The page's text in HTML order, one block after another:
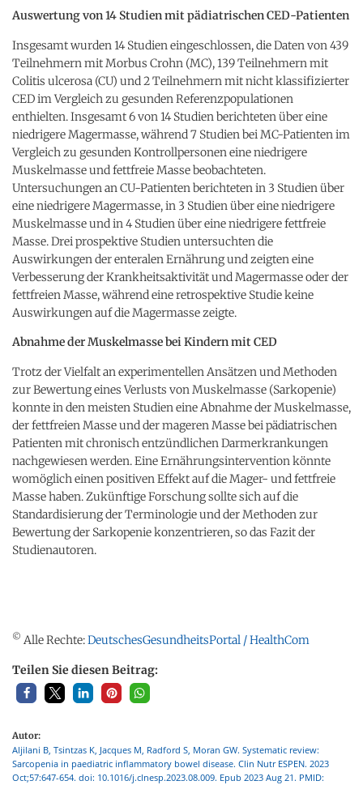
Auswertung von 14 Studien mit pädiatrischen CED-Patienten
Insgesamt wurden 14 Studien eingeschlossen, die Daten von 439
Teilnehmern mit Morbus Crohn (MC), 139 Teilnehmern mit
Colitis ulcerosa (CU) und 2 Teilnehmern mit nicht klassifizierter
CED im Vergleich zu gesunden Referenzpopulationen
enthielten. Insgesamt 6 von 14 Studien berichteten über eine
niedrigere Magermasse, während 7 Studien bei MC-Patienten im
Vergleich zu gesunden Kontrollpersonen eine niedrigere
Muskelmasse und fettfreie Masse beobachteten.
Untersuchungen an CU-Patienten berichteten in 3 Studien über
eine niedrigere Magermasse, in 3 Studien über eine niedrigere
Muskelmasse und in 4 Studien über eine niedrigere fettfreie
Masse. Drei prospektive Studien untersuchten die
Auswirkungen der enteralen Ernährung und zeigten eine
Verbesserung der Krankheitsaktivität und Magermasse oder der
fettfreien Masse, während eine retrospektive Studie keine
Auswirkungen auf die Magermasse zeigte.
Abnahme der Muskelmasse bei Kindern mit CED
Trotz der Vielfalt an experimentellen Ansätzen und Methoden
zur Bewertung eines Verlusts von Muskelmasse (Sarkopenie)
konnte in den meisten Studien eine Abnahme der Muskelmasse,
der fettfreien Masse und der mageren Masse bei pädiatrischen
Patienten mit chronisch entzündlichen Darmerkrankungen
nachgewiesen werden. Eine Ernährungsintervention könnte
womöglich einen positiven Effekt auf die Mager- und fettfreie
Masse haben. Zukünftige Forschung sollte sich auf die
Standardisierung der Terminologie und der Methoden zur
Bewertung der Sarkopenie konzentrieren, so das Fazit der
Studienautoren.
© Alle Rechte:DeutschesGesundheitsPortal / HealthCom
Teilen Sie diesen Beitrag:
Autor:
Aljilani B, Tsintzas K, Jacques M, Radford S, Moran GW. Systematic review:
Sarcopenia in paediatric inflammatory bowel disease. Clin Nutr ESPEN. 2023
Oct;57:647-654. doi: 10.1016/j.clnesp.2023.08.009. Epub 2023 Aug 21. PMID: